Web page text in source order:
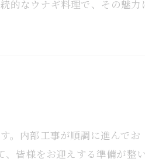
的なウナギ料理で、その魅力
。内部工事が順調に進んでお
、皆様をお迎えする準備が整